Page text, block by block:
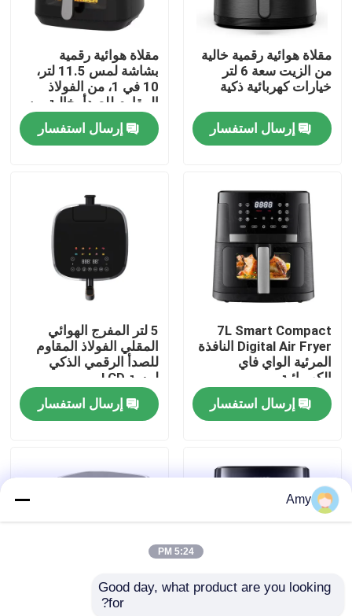
المنتجات
فيديوهات
جولة في المصنع
مراقبة الجودة
أخبار
مقلاة هوائية رقمية خالية
من الزيت سعة 6 لتر
خيارات كهربائية ذكية
إرسال استفسار
مقلاة هوائية رقمية
بشاشة لمس 11.5 لتر،
10 في 1، من الفولاذ
المقاوم للصدأ، خالية من
الزيوت
إرسال استفسار
7L Smart Compact
Digital Air Fryer النافذة
المرئية الواي فاي
الكهربائية
إرسال استفسار
5 لتر المفرج الهوائي
المقلي الفولاذ المقاوم
للصدأ الرقمي الذكي
لمسة LCD
إرسال استفسار
مصفف هواء رقمي
Amy
5:24 PM
Good day, what product are you looking
for?